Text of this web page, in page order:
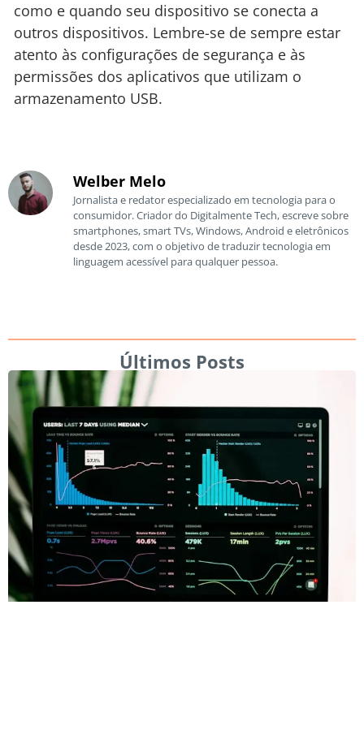
como e quando seu dispositivo se conecta a
outros dispositivos. Lembre-se de sempre estar
atento às configurações de segurança e às
permissões dos aplicativos que utilizam o
armazenamento USB.
Welber Melo
Jornalista e redator especializado em tecnologia para o
consumidor. Criador do Digitalmente Tech, escreve sobre
smartphones, smart TVs, Windows, Android e eletrônicos
desde 2023, com o objetivo de traduzir tecnologia em
linguagem acessível para qualquer pessoa.
Últimos Posts